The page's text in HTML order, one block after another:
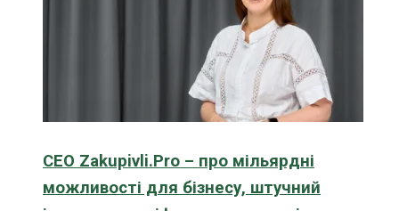
CEO Zakupivli.Pro – про мільярдні
можливості для бізнесу, штучний